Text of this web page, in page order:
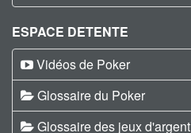
ESPACE DETENTE
Vidéos de Poker
Glossaire du Poker
Glossaire des jeux d'argent